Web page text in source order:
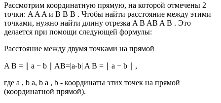
Рассмотрим координатную прямую, на которой отмечены 2
точки: A A A и B B B . Чтобы найти расстояние между этими
точками, нужно найти длину отрезка A B AB A B . Это
делается при помощи следующей формулы:
Расстояние между двумя точками на прямой
A B = ∣ a − b ∣ AB=|a-b| A B = ∣ a − b ∣ ,
где a , b a, b a , b - координаты этих точек на прямой
(координатной прямой).